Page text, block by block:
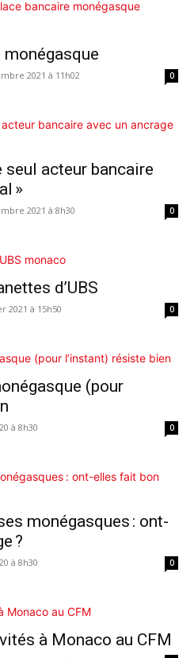
2021 à 11h02 0
seul acteur bancaire
»
2021 à 8h30 0
d’UBS
2021 à 15h50 0
(pour
à 8h30 0
monégasques : ont-
?
à 8h30 0
à Monaco au CFM